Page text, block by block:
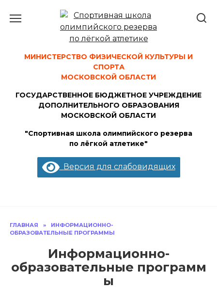
МИНИСТЕРСТВО ФИЗИЧЕСКОЙ КУЛЬТУРЫ И
СПОРТА
МОСКОВСКОЙ ОБЛАСТИ
ГОСУДАРСТВЕННОЕ БЮДЖЕТНОЕ УЧРЕЖДЕНИЕ
ДОПОЛНИТЕЛЬНОГО ОБРАЗОВАНИЯ
МОСКОВСКОЙ ОБЛАСТИ
"Спортивная школа олимпийского резерва
по лёгкой атлетике"
Версия для слабовидящих
ГЛАВНАЯ »
ИНФОРМАЦИОННО-
ОБРАЗОВАТЕЛЬНЫЕ ПРОГРАММЫ
Информационно-
образовательные программ
ы